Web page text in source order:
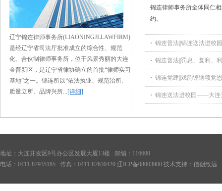
辽宁锦连律师事务所(LIAONINGJLLAWFIRM)
是经辽宁省司法厅批准成立的综合性、规范
化、合伙制律师事务所，位于风景秀丽的大连
金普新区，是辽宁省律协确立的首批“律师实习
基地”之一。锦连所以“依法执业、规范治所、
质量立所、品牌兴所...[详细]
锦连律师事务所全体同仁
约。
锦连普法||锦连送法进校
锦连普法||罚息、复利、
锦连党建||戏韵铿锵颂
锦连送法进校园——大连
地址：大连开发区9号办公区发展大厦13楼 邮编：116600
电话：0411-87935185 传真：0411-87630420 辽ICP备08003900 技术支持： 信创致远